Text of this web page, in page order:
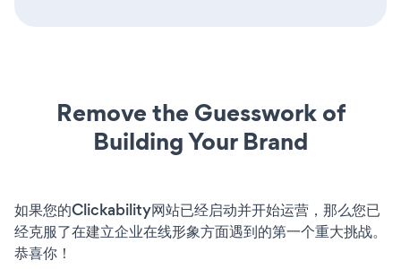
Remove the Guesswork of
Building Your Brand
如果您的Clickability网站已经启动并开始运营，那么您已
经克服了在建立企业在线形象方面遇到的第一个重大挑战。
恭喜你！